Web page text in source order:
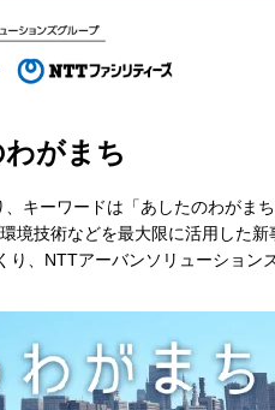
がまち
キーワードは「あしたのわがまち
境技術などを最大限に活用した新
り、NTTアーバンソリューション